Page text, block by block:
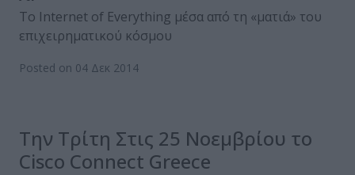
To Internet of Everything μέσα από τη «ματιά» του
επιχειρηματικού κόσμου
Posted on 04 Δεκ 2014
Την Τρίτη Στις 25 Νοεμβρίου το
Cisco Connect Greece